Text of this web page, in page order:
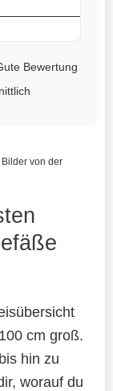
Bewertung
von der
cm groß.
hin zu
worauf du